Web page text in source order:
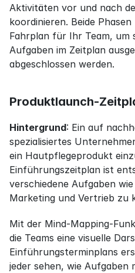
Aktivitäten vor und nach
koordinieren. Beide
Fahrplan für Ihr Team, um
Aufgaben im Zeitplan
abgeschlossen werden.
Produktlaunch-
Hintergrund: Ein auf
spezialisiertes
ein Hautpflegeprodukt
Einführungszeitplan ist
verschiedene Aufgaben
Marketing und Vertrieb zu
Mit der Mind-Mapping-
die Teams eine visuelle
Einführungsterminplans
jeder sehen, wie Aufgaben